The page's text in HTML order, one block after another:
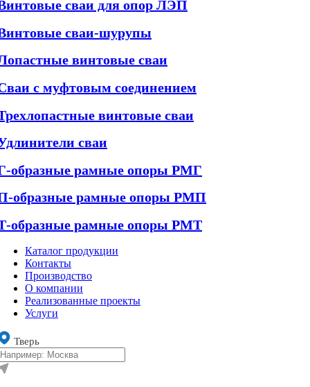
сваи для опор ЛЭП
сваи-шурупы
винтовые сваи
с муфтовым соединением
винтовые сваи
сваи
образные рамные опоры РМГ
образные рамные опоры РМП
образные рамные опоры РМТ
Каталог продукции
Контакты
Производство
О компании
Реализованные проекты
Услуги
Тверь